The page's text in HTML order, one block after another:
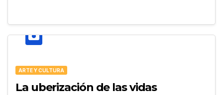
ARTE Y CULTURA
La uberización de las vidas